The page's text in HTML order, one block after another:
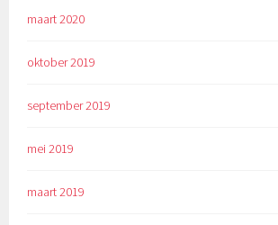
maart 2020
oktober 2019
september 2019
mei 2019
maart 2019